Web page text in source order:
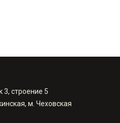
3, строение 5
м. Чеховская